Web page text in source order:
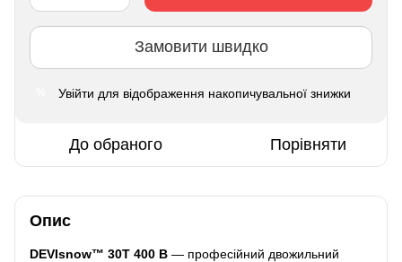
Замовити швидко
Увійти для відображення накопичувальної знижки
До обраного Порівняти
Опис
DEVIsnow™ 30T 400 В — професійний двожильний